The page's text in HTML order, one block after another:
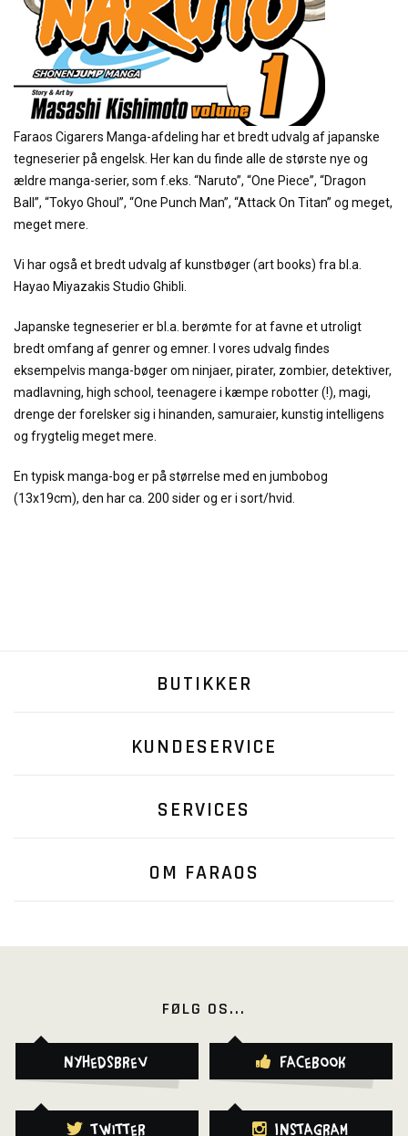
Faraos Cigarers Manga-afdeling har et bredt udvalg af japanske
tegneserier på engelsk. Her kan du finde alle de største nye og
ældre manga-serier, som f.eks. “Naruto”, “One Piece”, “Dragon
Ball”, “Tokyo Ghoul”, “One Punch Man”, “Attack On Titan” og meget,
meget mere.
Vi har også et bredt udvalg af kunstbøger (art books) fra bl.a.
Hayao Miyazakis Studio Ghibli.
Japanske tegneserier er bl.a. berømte for at favne et utroligt
bredt omfang af genrer og emner. I vores udvalg findes
eksempelvis manga-bøger om ninjaer, pirater, zombier, detektiver,
madlavning, high school, teenagere i kæmpe robotter (!), magi,
drenge der forelsker sig i hinanden, samuraier, kunstig intelligens
og frygtelig meget mere.
En typisk manga-bog er på størrelse med en jumbobog
(13x19cm), den har ca. 200 sider og er i sort/hvid.
BUTIKKER
KUNDESERVICE
SERVICES
OM FARAOS
FØLG OS...
Nyhedsbrev Facebook
Twitter Instagram